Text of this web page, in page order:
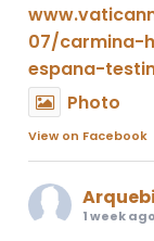
07/carmina-
espana-
Photo
View on Facebook
1 week ago